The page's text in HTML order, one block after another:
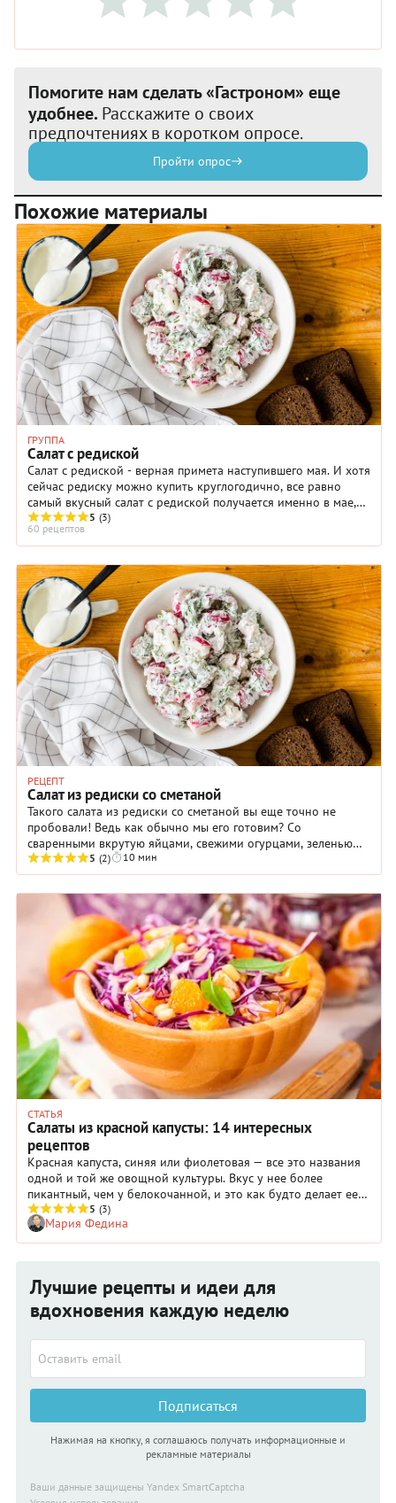
Помогите нам сделать «Гастроном» еще
удобнее. Расскажите о своих
предпочтениях в коротком опросе.
Пройти опрос
Похожие материалы
ГРУППА
Салат с редиской
Салат с редиской - верная примета наступившего мая. И хотя
сейчас редиску можно купить круглогодично, все равно
самый вкусный салат с редиской получается именно в мае,
недаром его называют ...
5 (3)
60 рецептов
РЕЦЕПТ
Салат из редиски со сметаной
Такого салата из редиски со сметаной вы еще точно не
пробовали! Ведь как обычно мы его готовим? Со
сваренными вкрутую яйцами, свежими огурцами, зеленью…
А в нашем случае редиска дополняется лишь ...
5 (2) 10 мин
СТАТЬЯ
Салаты из красной капусты: 14 интересных
рецептов
Красная капуста, синяя или фиолетовая — все это названия
одной и той же овощной культуры. Вкус у нее более
пикантный, чем у белокочанной, и это как будто делает ее
менее универсальной. Но вот салаты с красной капустой
получаются шикарные — яркие и вкусные. Чтобы у вас всегда
был ответ на вопрос, какой салат сделать из
с изюмом, так и экзотические — с креветками или сырными
шариками.
5 (3)
Мария Федина
Лучшие рецепты и идеи для
вдохновения каждую неделю
Подписаться
Нажимая на кнопку, я соглашаюсь получать информационные и
рекламные материалы
Ваши данные защищены Yandex SmartCaptcha